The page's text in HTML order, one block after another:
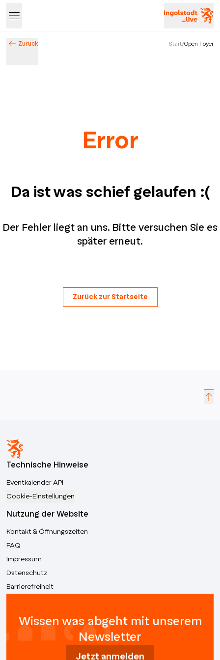
Zurück Start/Open Foyer
Error
Da ist was schief gelaufen :(
Der Fehler liegt an uns. Bitte versuchen Sie es
später erneut.
Zurück zur Startseite
Technische Hinweise
Eventkalender API
Cookie-Einstellungen
Nutzung der Website
Kontakt & Öffnungszeiten
FAQ
Impressum
Datenschutz
Barrierefreiheit
Wissen was abgeht mit unserem
Newsletter
Jetzt anmelden